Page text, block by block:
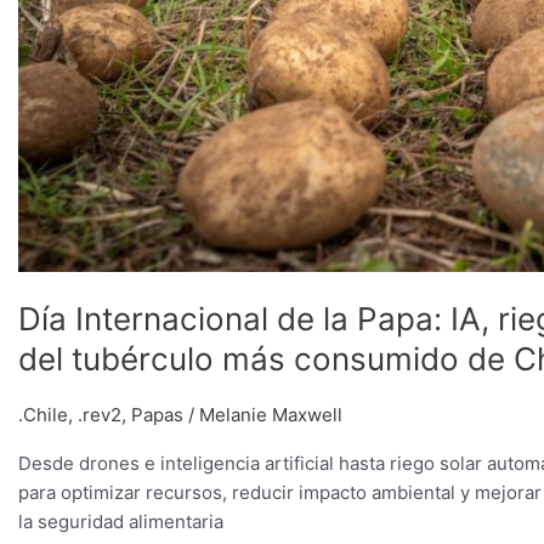
Día Internacional de la Papa: IA,
del tubérculo más consumido de
.Chile, .rev2, Papas / Melanie Maxwell
Desde drones e inteligencia artificial hasta riego solar
para optimizar recursos, reducir impacto ambiental y
la seguridad alimentaria
consumido
de
Chile